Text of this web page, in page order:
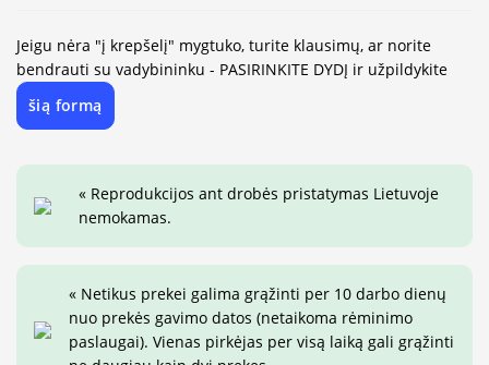
Jeigu nėra "į krepšelį" mygtuko, turite klausimų, ar norite
bendrauti su vadybininku - PASIRINKITE DYDĮ ir užpildykite
šią formą
« Reprodukcijos ant drobės pristatymas Lietuvoje
nemokamas.
« Netikus prekei galima grąžinti per 10 darbo dienų
nuo prekės gavimo datos (netaikoma rėminimo
paslaugai). Vienas pirkėjas per visą laiką gali grąžinti